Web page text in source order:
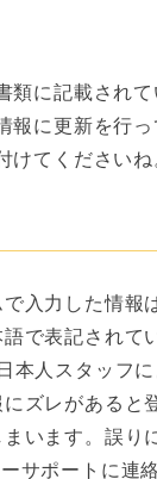
類に記載され
報に更新を行
けてくださいね
入力した情報
で表記されて
本人スタッフ
ズレがあると
います。誤り
サポートに連